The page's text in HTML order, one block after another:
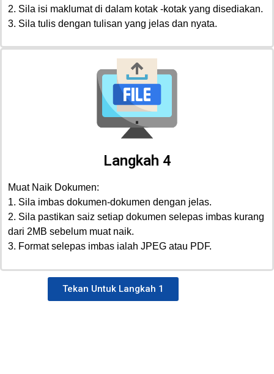
2. Sila isi maklumat di dalam kotak -kotak yang disediakan.
3. Sila tulis dengan tulisan yang jelas dan nyata.
Langkah 4
Muat Naik Dokumen:
1. Sila imbas dokumen-dokumen dengan jelas.
2. Sila pastikan saiz setiap dokumen selepas imbas kurang
dari 2MB sebelum muat naik.
3. Format selepas imbas ialah JPEG atau PDF.
Tekan Untuk Langkah 1